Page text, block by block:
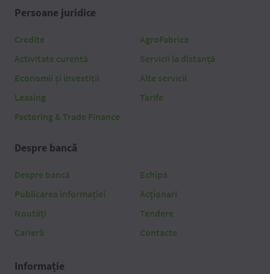
Persoane juridice
Credite
Activitate curentă
Economii și investiții
Leasing
Factoring & Trade Finance
AgroFabrica
Servicii la distanță
Alte servicii
Tarife
Despre bancă
Despre bancă
Publicarea informației
Noutăți
Carieră
Echipă
Acționari
Tendere
Contacte
Informație